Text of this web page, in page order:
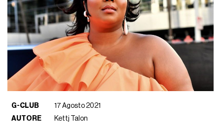
G-CLUB
17 Agosto 2021
AUTORE
Kettj Talon